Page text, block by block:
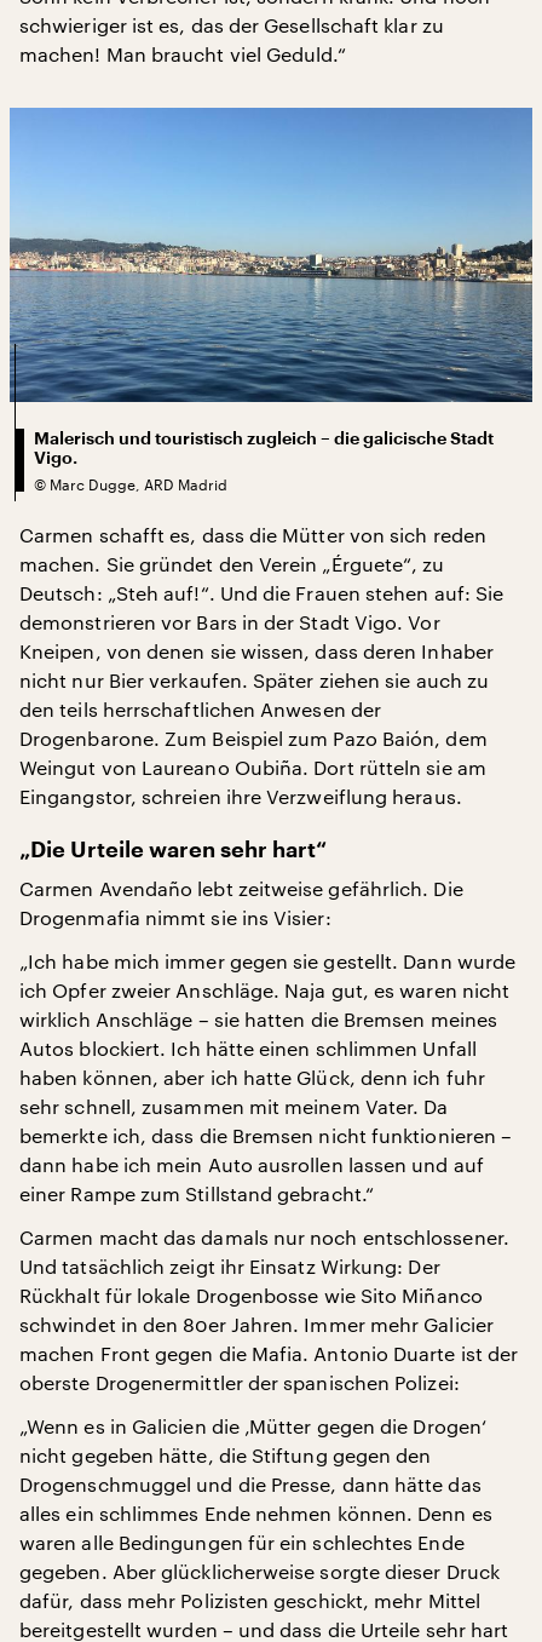
schwieriger ist es, das der Gesellschaft klar zu
machen! Man braucht viel Geduld.“
Malerisch und touristisch zugleich – die galicische Stadt
Vigo.
© Marc Dugge, ARD Madrid
Carmen schafft es, dass die Mütter von sich reden
machen. Sie gründet den Verein „Érguete“, zu
Deutsch: „Steh auf!“. Und die Frauen stehen auf: Sie
demonstrieren vor Bars in der Stadt Vigo. Vor
Kneipen, von denen sie wissen, dass deren Inhaber
nicht nur Bier verkaufen. Später ziehen sie auch zu
den teils herrschaftlichen Anwesen der
Drogenbarone. Zum Beispiel zum Pazo Baión, dem
Weingut von Laureano Oubiña. Dort rütteln sie am
Eingangstor, schreien ihre Verzweiflung heraus.
„Die Urteile waren sehr hart“
Carmen Avendaño lebt zeitweise gefährlich. Die
Drogenmafia nimmt sie ins Visier:
„Ich habe mich immer gegen sie gestellt. Dann wurde
ich Opfer zweier Anschläge. Naja gut, es waren nicht
wirklich Anschläge – sie hatten die Bremsen meines
Autos blockiert. Ich hätte einen schlimmen Unfall
haben können, aber ich hatte Glück, denn ich fuhr
sehr schnell, zusammen mit meinem Vater. Da
bemerkte ich, dass die Bremsen nicht funktionieren –
dann habe ich mein Auto ausrollen lassen und auf
einer Rampe zum Stillstand gebracht.“
Carmen macht das damals nur noch entschlossener.
Und tatsächlich zeigt ihr Einsatz Wirkung: Der
Rückhalt für lokale Drogenbosse wie Sito Miñanco
schwindet in den 80er Jahren. Immer mehr Galicier
machen Front gegen die Mafia. Antonio Duarte ist der
oberste Drogenermittler der spanischen Polizei:
„Wenn es in Galicien die ‚Mütter gegen die Drogen‘
nicht gegeben hätte, die Stiftung gegen den
Drogenschmuggel und die Presse, dann hätte das
alles ein schlimmes Ende nehmen können. Denn es
waren alle Bedingungen für ein schlechtes Ende
gegeben. Aber glücklicherweise sorgte dieser Druck
dafür, dass mehr Polizisten geschickt, mehr Mittel
bereitgestellt wurden – und dass die Urteile sehr hart